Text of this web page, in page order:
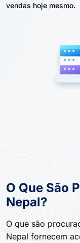
vendas hoje mesmo.
O Que São
Nepal?
O que são
Nepal fornecem